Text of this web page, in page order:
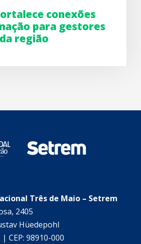
conexões
para gestores
região
Três de Maio – Setrem
2405
Hüedepohl
CEP: 98910-000